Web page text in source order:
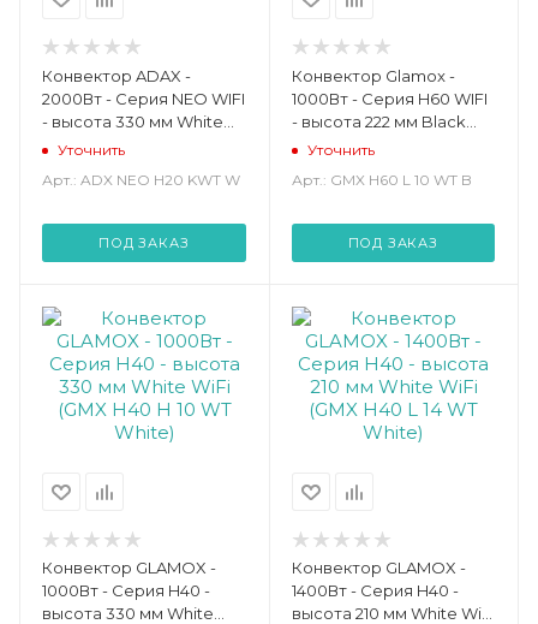
Конвектор ADAX -
2000Вт - Серия NEO WIFI
- высота 330 мм White
WiFi (ADX NEO H20 KWT
Уточнить
Арт.: ADX NEO H20 KWT W
ПОД ЗАКАЗ
Конвектор Glamox -
1000Вт - Серия H60 WIFI
- высота 222 мм Black
WiFi (GMX H60 L 10 WT B)
Уточнить
Арт.: GMX H60 L 10 WT B
ПОД ЗАКАЗ
Конвектор GLAMOX -
1000Вт - Серия H40 -
высота 330 мм White
Конвектор GLAMOX -
1400Вт - Серия H40 -
высота 210 мм White WiFi